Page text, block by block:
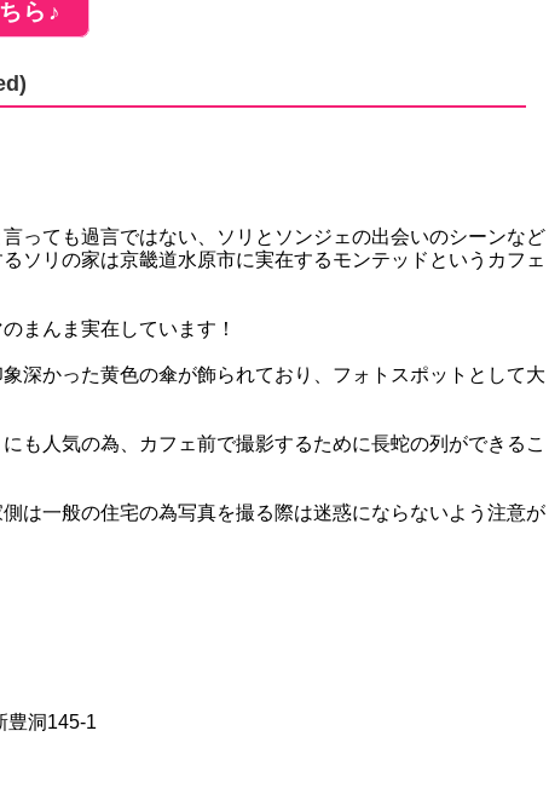
ら♪
っても過言ではない、ソリとソンジェの出会いのシーンなど
ソリの家は京畿道水原市に実在するモンテッドというカフェ
まんま実在しています！
深かった黄色の傘が飾られており、フォトスポットとして大
も人気の為、カフェ前で撮影するために長蛇の列ができるこ
は一般の住宅の為写真を撮る際は迷惑にならないよう注意が
豊洞145-1